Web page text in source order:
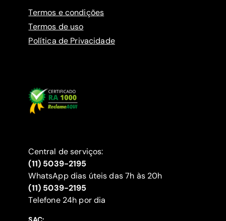
Termos e condições
Termos de uso
Política de Privacidade
Central de serviços:
(11) 5039-2195
WhatsApp dias úteis das 7h às 20h
(11) 5039-2195
‍Telefone 24h por dia